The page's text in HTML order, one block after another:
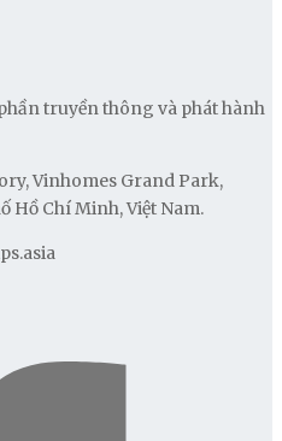
truyền thông và phát hành
Vinhomes Grand Park,
Hồ Chí Minh, Việt Nam.